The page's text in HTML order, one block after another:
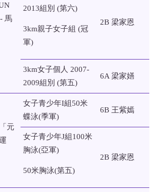
馬
2013組別 (第六)
3km親子女子組 (冠
軍)
2B 梁家恩
3km女子個人 2007-
2009組別 (第五)
6A 梁家嫸
元
女子青少年I組50米
蝶泳(季軍)
6B 王紫嫣
女子青少年J組100米
胸泳(亞軍)
50米胸泳(第五)
2B 梁家恩